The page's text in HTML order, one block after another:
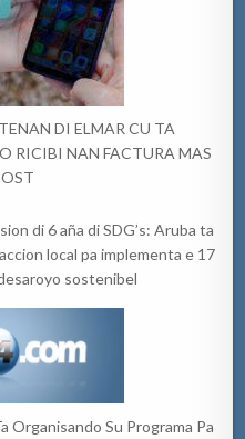
DI ELMAR CU TA
RICIBI NAN FACTURA MAS
di 6 aña di SDG’s: Aruba ta
local pa implementa e 17
sostenibel
Organisando Su Programa Pa